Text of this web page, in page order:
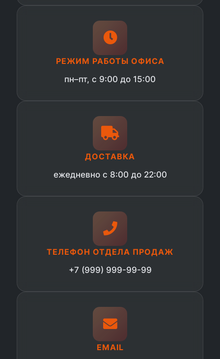
РЕЖИМ РАБОТЫ ОФИСА
пн–пт, с 9:00 до 15:00
ДОСТАВКА
ежедневно с 8:00 до 22:00
ТЕЛЕФОН ОТДЕЛА ПРОДАЖ
+7 (999) 999-99-99
EMAIL